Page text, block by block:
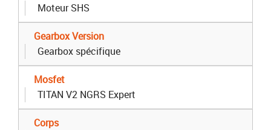
Moteur SHS
Gearbox Version
Gearbox spécifique
Mosfet
TITAN V2 NGRS Expert
Corps